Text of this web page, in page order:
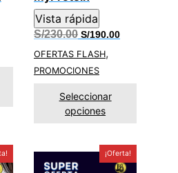
S/270.00.
Vista rápida
S/230.00 El
original
S/230.00.
S/190.00El
OFERTAS FLASH,
PROMOCIONES
Seleccionar
opciones
¡Oferta!